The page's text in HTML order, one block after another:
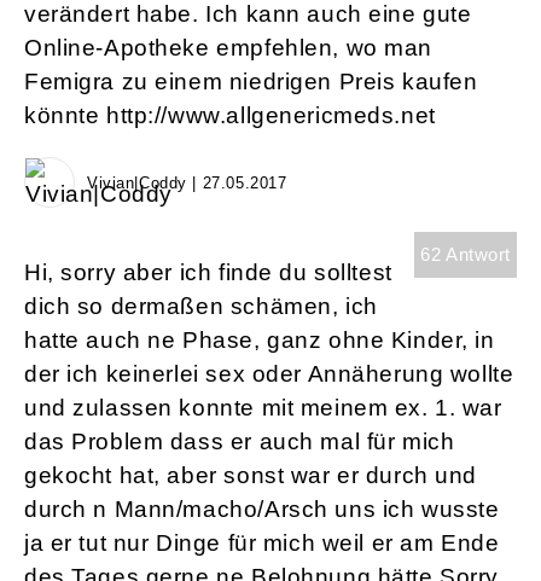
verändert habe. Ich kann auch eine gute
Online-Apotheke empfehlen, wo man
Femigra zu einem niedrigen Preis kaufen
könnte http://www.allgenericmeds.net
Vivian|Coddy | 27.05.2017
62 Antwort
Hi, sorry aber ich finde du solltest
dich so dermaßen schämen, ich
hatte auch ne Phase, ganz ohne Kinder, in
der ich keinerlei sex oder Annäherung wollte
und zulassen konnte mit meinem ex. 1. war
das Problem dass er auch mal für mich
gekocht hat, aber sonst war er durch und
durch n Mann/macho/Arsch uns ich wusste
ja er tut nur Dinge für mich weil er am Ende